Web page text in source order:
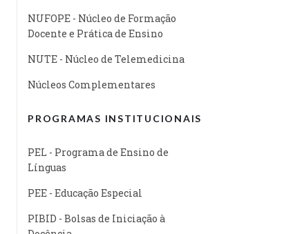
NUFOPE - Núcleo de Formação
Docente e Prática de Ensino
NUTE - Núcleo de Telemedicina
Núcleos Complementares
PROGRAMAS INSTITUCIONAIS
PEL - Programa de Ensino de
Línguas
PEE - Educação Especial
PIBID - Bolsas de Iniciação à